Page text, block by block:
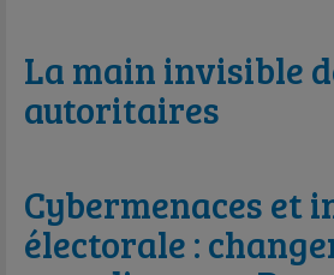
La main invisible
autoritaires
Cybermenaces et
électorale :